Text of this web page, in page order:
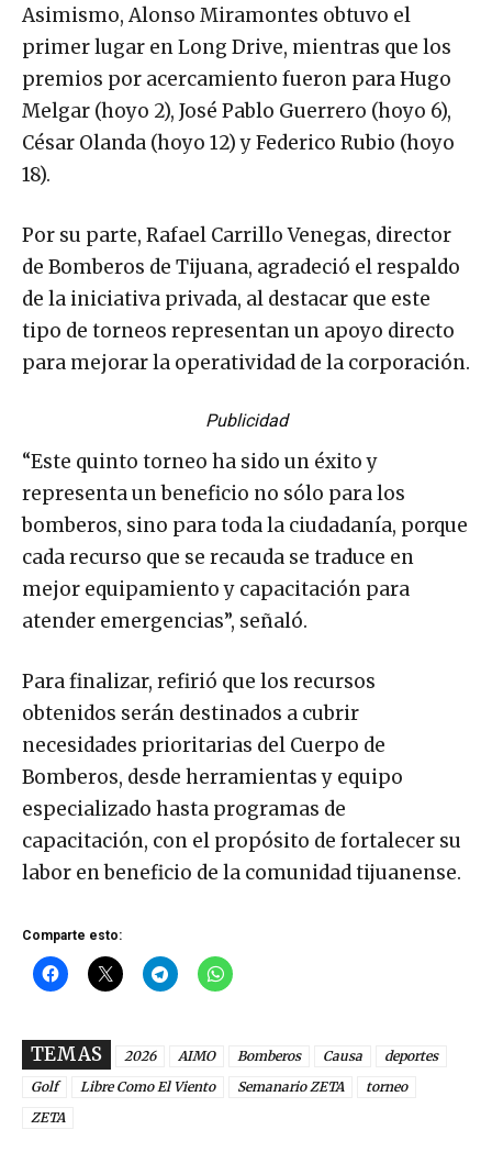
Asimismo, Alonso Miramontes obtuvo el
primer lugar en Long Drive, mientras que los
premios por acercamiento fueron para Hugo
Melgar (hoyo 2), José Pablo Guerrero (hoyo 6),
César Olanda (hoyo 12) y Federico Rubio (hoyo
18).
Por su parte, Rafael Carrillo Venegas, director
de Bomberos de Tijuana, agradeció el respaldo
de la iniciativa privada, al destacar que este
tipo de torneos representan un apoyo directo
para mejorar la operatividad de la corporación.
Publicidad
“Este quinto torneo ha sido un éxito y
representa un beneficio no sólo para los
bomberos, sino para toda la ciudadanía, porque
cada recurso que se recauda se traduce en
mejor equipamiento y capacitación para
atender emergencias”, señaló.
Para finalizar, refirió que los recursos
obtenidos serán destinados a cubrir
necesidades prioritarias del Cuerpo de
Bomberos, desde herramientas y equipo
especializado hasta programas de
capacitación, con el propósito de fortalecer su
labor en beneficio de la comunidad tijuanense.
Comparte esto:
TEMAS 2026 AIMO Bomberos Causa
deportes
Golf
Libre Como El Viento Semanario ZETA
torneo
ZETA